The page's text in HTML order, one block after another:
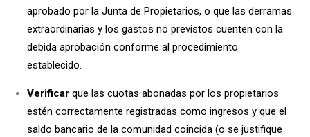
aprobado por la Junta de Propietarios, o que las derramas
extraordinarias y los gastos no previstos cuenten con la
debida aprobación conforme al procedimiento
establecido.
Verificarque las cuotas abonadas por los propietarios
estén correctamente registradas como ingresos y que el
saldo bancario de la comunidad coincida (o se justifique